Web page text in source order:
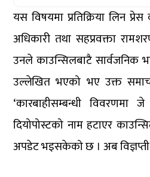
यस विषयमा प्रतिक्रिया लिन
अधिकारी तथा सहप्रवक्ता
उनले काउन्सिलबाटै सार्वजनिक
उल्लेखित भएको भए उक्त
‘कारबाहीसम्बन्धी
दियोपोस्टको नाम हटाएर
अपडेट भइसकेको छ । अब विज्ञप्ती